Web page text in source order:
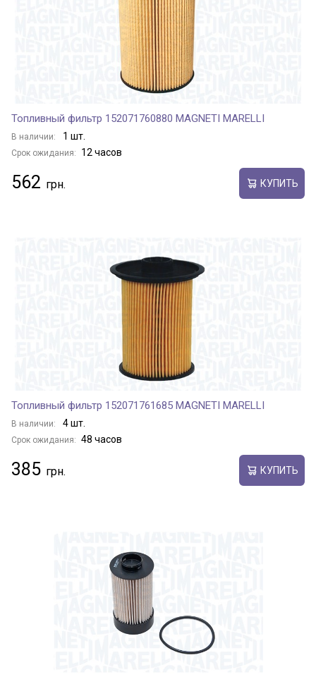
Топливный фильтр 152071760880 MAGNETI MARELLI
В наличии: 1 шт.
Срок ожидания: 12 часов
562 КУПИТЬ
Топливный фильтр 152071761685 MAGNETI MARELLI
В наличии: 4 шт.
Срок ожидания: 48 часов
385 КУПИТЬ